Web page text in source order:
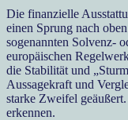
Die finanzielle
einen Sprung nach
sogenannten Solvenz-
europäischen
die Stabilität und
Aussagekraft und
starke Zweifel
erkennen.